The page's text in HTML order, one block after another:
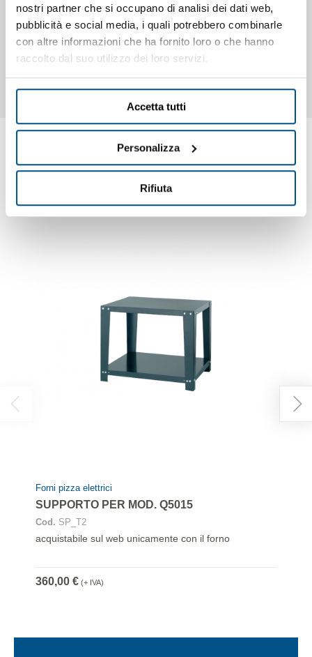
nostri partner che si occupano di analisi dei dati web,
pubblicità e social media, i quali potrebbero combinarle
con altre informazioni che ha fornito loro o che hanno
raccolto dal suo utilizzo dei loro servizi.
Accetta tutti
Personalizza
Rifiuta
inox, controllo con termostati meccanici indipendenti per
cielo e platea, regolazione della temperatura da 50° a
500° C., isolamento con lana di roccia evaporata ad alta
densità, illuminazione interna. Capacità: n. 4 pizze ø 35
Ti potrebbero interessare anche
Forni pizza elettrici
SUPPORTO PER MOD. Q5015
Cod. SP_T2
acquistabile sul web unicamente con il forno
360,00 € (+ IVA)